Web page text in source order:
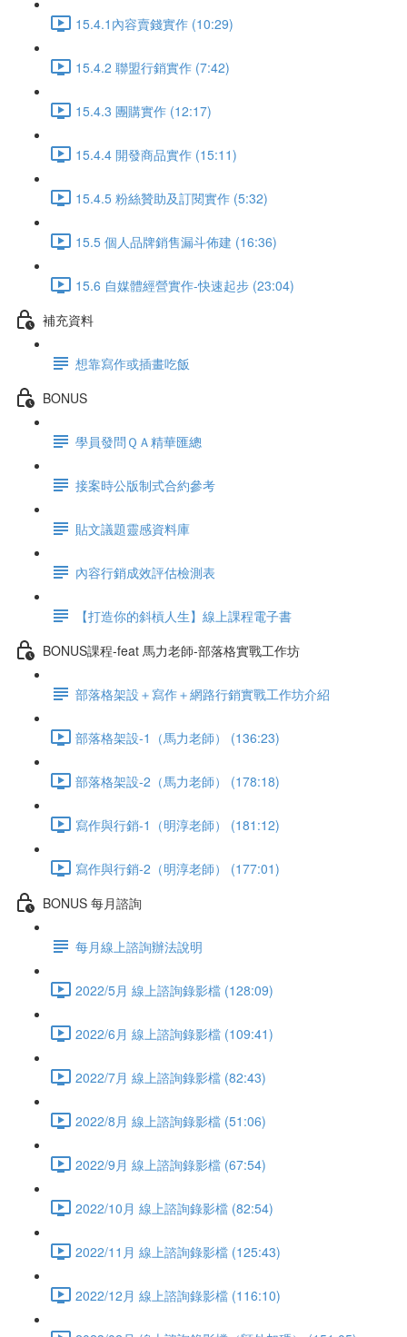
15.4.1內容賣錢實作 (10:29)
15.4.2 聯盟行銷實作 (7:42)
15.4.3 團購實作 (12:17)
15.4.4 開發商品實作 (15:11)
15.4.5 粉絲贊助及訂閱實作 (5:32)
15.5 個人品牌銷售漏斗佈建 (16:36)
15.6 自媒體經營實作-快速起步 (23:04)
補充資料
想靠寫作或插畫吃飯
BONUS
學員發問ＱＡ精華匯總
接案時公版制式合約參考
貼文議題靈感資料庫
內容行銷成效評估檢測表
【打造你的斜槓人生】線上課程電子書
BONUS課程-feat 馬力老師-部落格實戰工作坊
部落格架設＋寫作＋網路行銷實戰工作坊介紹
部落格架設-1（馬力老師） (136:23)
部落格架設-2（馬力老師） (178:18)
寫作與行銷-1（明淳老師） (181:12)
寫作與行銷-2（明淳老師） (177:01)
BONUS 每月諮詢
每月線上諮詢辦法說明
2022/5月 線上諮詢錄影檔 (128:09)
2022/6月 線上諮詢錄影檔 (109:41)
2022/7月 線上諮詢錄影檔 (82:43)
2022/8月 線上諮詢錄影檔 (51:06)
2022/9月 線上諮詢錄影檔 (67:54)
2022/10月 線上諮詢錄影檔 (82:54)
2022/11月 線上諮詢錄影檔 (125:43)
2022/12月 線上諮詢錄影檔 (116:10)